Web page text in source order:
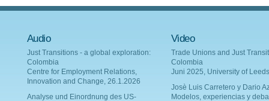
Audio
Just Transitions - a global exploration:
Colombia
Centre for Employment Relations,
Innovation and Change, 26.1.2026
Analyse und Einordnung des US-
Video
Trade Unions and Just
Colombia
Juni 2025, University of Leeds
Josè Luis Carretero y Dario
Modelos, experiencias y